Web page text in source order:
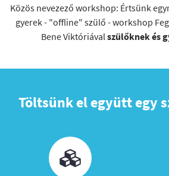
Közös nevezező workshop: Értsünk
gyerek - "offline" szülő - workshop
Bene Viktóriávalszülőknek és
Töltsünk el együtt egy